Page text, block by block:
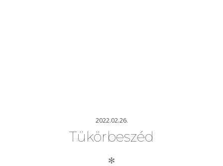
2022.02.26.
Tükörbeszéd
✻